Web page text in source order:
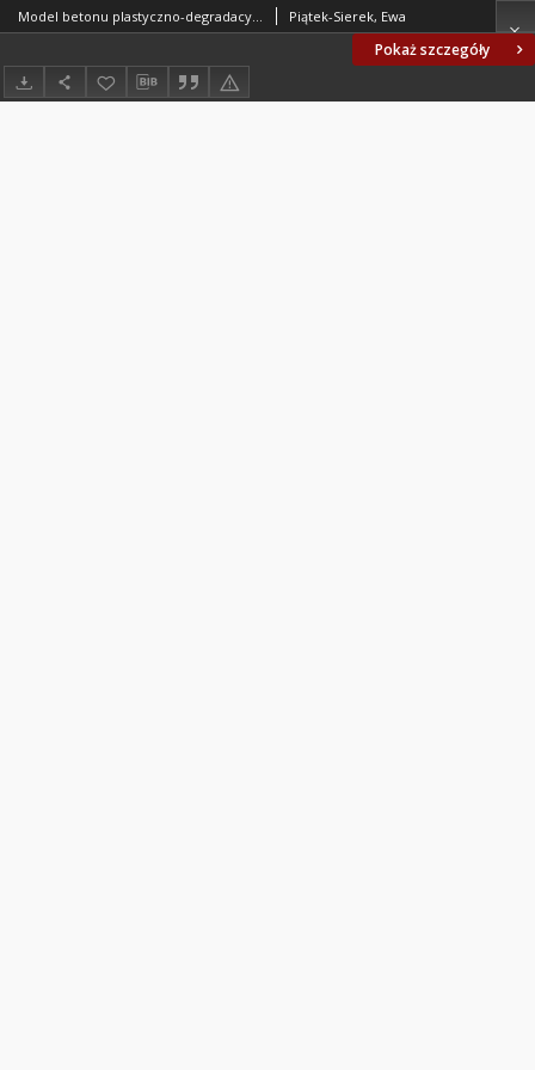
Pokaż szczegóły
Model betonu plastyczno-degradacyjny ,,Barcelona model'' - przegląd zagadnienia Piątek-Sierek, Ewa